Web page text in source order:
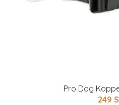
Pro Dog
249